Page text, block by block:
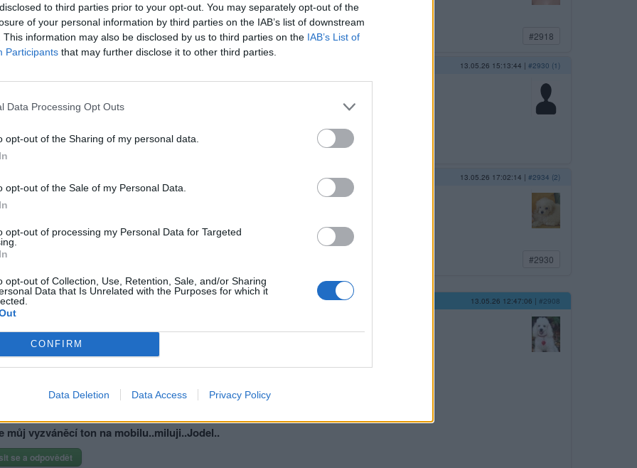
to third parties prior to your opt-out. You may separately opt-out of the
of your personal information by third parties on the IAB’s list of downstream
This information may also be disclosed by us to third parties on the IAB’s List of
Participants that may further disclose it to other third parties.
Data Processing Opt Outs
opt-out of the Sharing of my personal data.
opt-out of the Sale of my Personal Data.
opt-out of processing my Personal Data for Targeted
opt-out of Collection, Use, Retention, Sale, and/or Sharing
Data that Is Unrelated with the Purposes for which it
CONFIRM
Data Deletion Data Access Privacy Policy
se a odpovědět #2918
13.05.26 15:13:44 | #2930 (1)
se a odpovědět
13.05.26 17:02:14 | #2934 (2)
neskáče je impotent hop hop hop
Přihlásit se a odpovědět #2930
13.05.26 12:47:06 | #2908
můj vyzváněcí ton na mobilu..miluji­..Jodel..
se a odpovědět